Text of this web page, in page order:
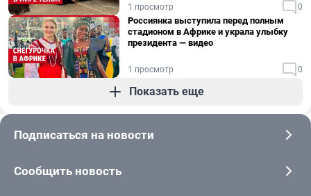
1 просмотр 0
Россиянка выступила перед полным
стадионом в Африке и украла улыбку
президента — видео
1 просмотр 0
Показать еще
Подписаться на новости
Сообщить новость